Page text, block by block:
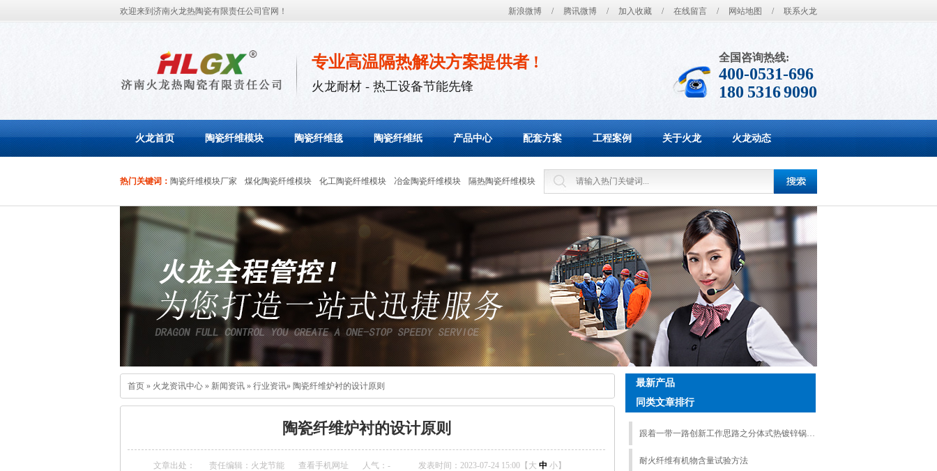
新浪微博 / 腾讯微博 / 加入收藏 / 在线留言 / 网站地图 / 联系火龙
欢迎来到济南火龙热陶瓷有限责任公司官网！
专业高温隔热解决方案提供者 !
火龙耐材 - 热工设备节能先锋
全国咨询热线:
400-0531-696
180 5316 9090
火龙首页 陶瓷纤维模块 陶瓷纤维毯 陶瓷纤维纸 产品中心 配套方案 工程案例 关于火龙 火龙动态
热门关键词： 陶瓷纤维模块厂家 煤化陶瓷纤维模块 化工陶瓷纤维模块 冶金陶瓷纤维模块 隔热陶瓷纤维模块
首页 » 火龙资讯中心 » 新闻资讯 » 行业资讯» 陶瓷纤维炉衬的设计原则
陶瓷纤维炉衬的设计原则
文章出处： 责任编辑：火龙节能 查看手机网址 人气： - 发表时间：2023-07-24 15:00【 大 中 小】
最新产品
同类文章排行
跟着一带一路创新工作思路之分体式热镀锌锅保温炉|火龙节能2026出口项目
耐火纤维有机物含量试验方法